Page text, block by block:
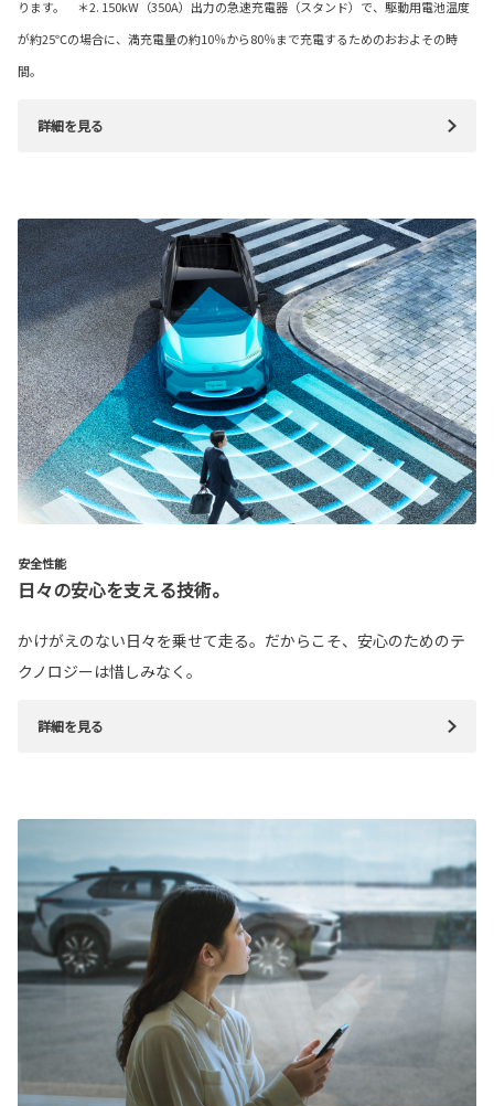
ります。 ＊2. 150kW（350A）出力の急速充電器（スタンド）で、駆動用電池温度
が約25℃の場合に、満充電量の約10％から80％まで充電するためのおおよその時
間。
詳細を見る
安全性能
日々の安心を支える技術。
かけがえのない日々を乗せて走る。だからこそ、安心のためのテ
クノロジーは惜しみなく。
詳細を見る